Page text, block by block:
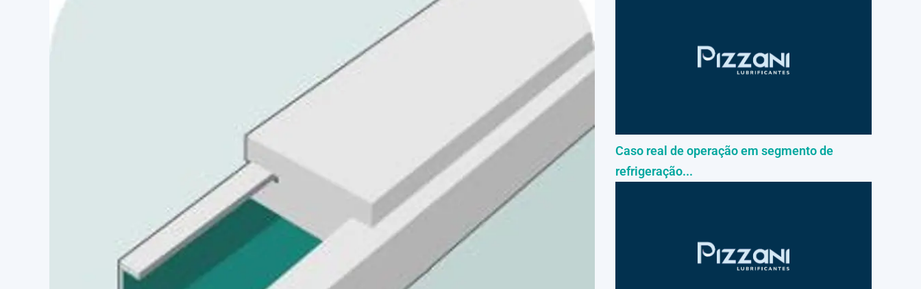
Caso real de operação em segmento de
refrigeração...